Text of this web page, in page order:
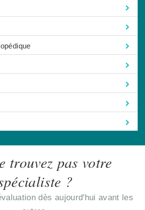
trouvez pas votre
?
dès aujourd'hui avant les